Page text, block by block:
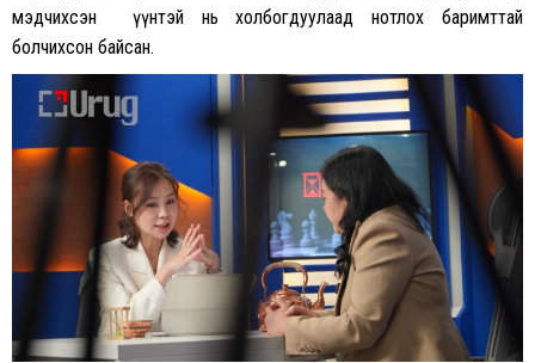
мэдчихсэн үүнтэй нь холбогдуулаад нотлох баримттай
болчихсон байсан.